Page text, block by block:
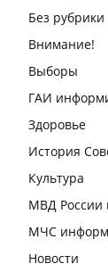
Без рубрики
Внимание!
Выборы
ГАИ
Здоровье
История
Культура
МВД России
МЧС
Новости